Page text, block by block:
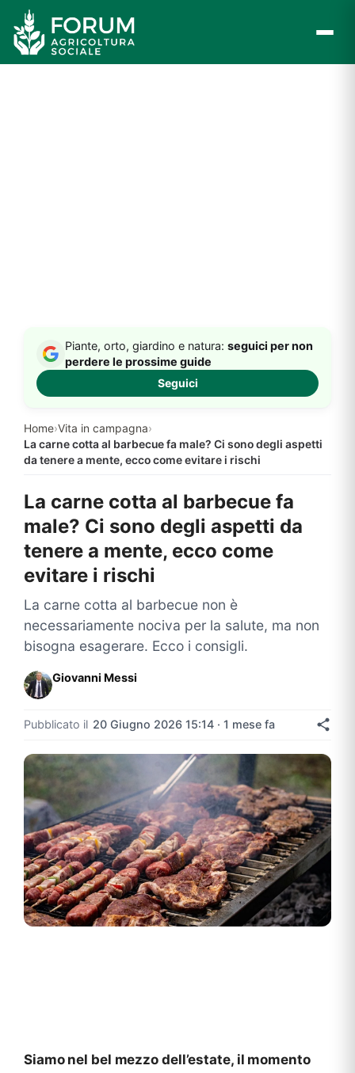
contenuto
Home›Vita in campagna›
La carne cotta al barbecue fa male? Ci sono degli aspetti
da tenere a mente, ecco come evitare i rischi
Piante, orto, giardino e natura: seguici per non
perdere le prossime guide
Seguici
La carne cotta al barbecue fa
male? Ci sono degli aspetti da
tenere a mente, ecco come
evitare i rischi
La carne cotta al barbecue non è
necessariamente nociva per la salute, ma non
bisogna esagerare. Ecco i consigli.
Giovanni Messi
Pubblicato il 20 Giugno 2026 15:14 · 1 mese fa
Siamo nel bel mezzo dell’estate, il momento